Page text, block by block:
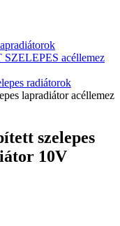
acéllemez
radiátorok
lapradiátor acéllemez
szelepes
10V